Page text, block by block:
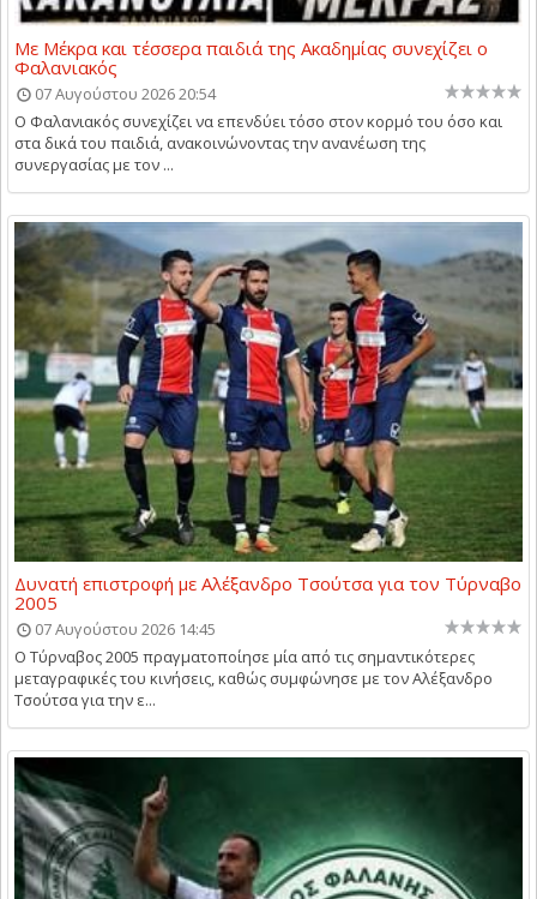
Με Μέκρα και τέσσερα παιδιά της Ακαδημίας συνεχίζει ο
Φαλανιακός
07 Αυγούστου 2026 20:54
Ο Φαλανιακός συνεχίζει να επενδύει τόσο στον κορμό του όσο και
στα δικά του παιδιά, ανακοινώνοντας την ανανέωση της
συνεργασίας με τον ...
Δυνατή επιστροφή με Αλέξανδρο Τσούτσα για τον Τύρναβο
2005
07 Αυγούστου 2026 14:45
Ο Τύρναβος 2005 πραγματοποίησε μία από τις σημαντικότερες
μεταγραφικές του κινήσεις, καθώς συμφώνησε με τον Αλέξανδρο
Τσούτσα για την ε...